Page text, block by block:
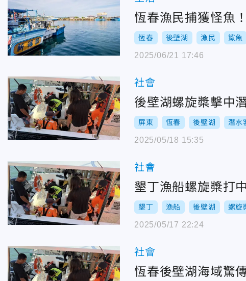
恆春漁民捕獲怪魚
恆春 後壁湖 漁民 鯊魚
2025/06/21 17:46
社會
後壁湖螺旋槳擊中
屏東 恆春 後壁湖 潛水
2025/05/18 15:35
社會
墾丁漁船螺旋槳打
墾丁 漁船 後壁湖 螺旋
2025/05/17 22:24
社會
恆春後壁湖海域驚